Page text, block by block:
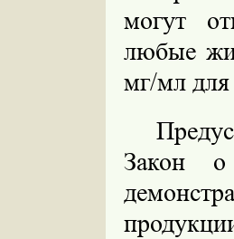
могут
любые
мг/мл
Закон о